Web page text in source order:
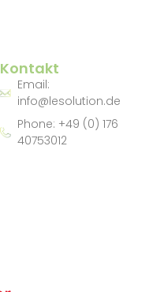
Kontakt
Email:
info@lesolution.de
Phone: +49 (0) 176
40753012